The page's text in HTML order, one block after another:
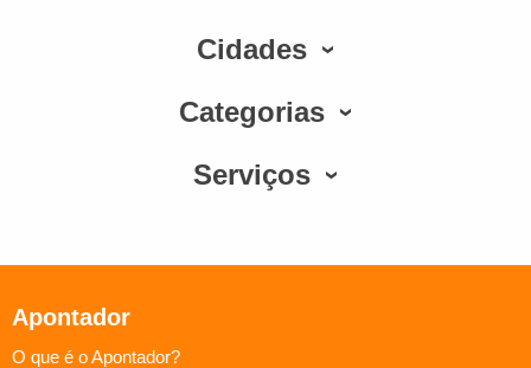
Cidades
Categorias
Serviços
Apontador
O que é o Apontador?